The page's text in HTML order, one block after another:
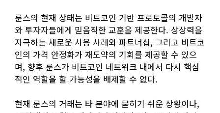
룬스의 현재 상태는 비트코인 기반 프로토콜의 개발자
와 투자자들에게 믿음직한 교훈을 제공한다. 상상력을
자극하는 새로운 사용 사례와 파트너십, 그리고 비트코
인의 가격 안정화가 재도약의 기회를 제공할 수 있으
며, 향후 룬스가 비트코인 네트워크 내에서 다시 핵심
적인 역할을 할 가능성을 배제할 수 없다.
현재 룬스의 거래는 타 분야에 묻히기 쉬운 상황이나,